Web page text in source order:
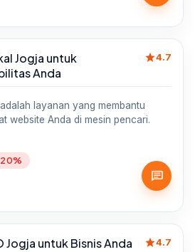
Jogja untuk
Anda
star4.7
layanan yang membantu
website Anda di mesin pencari.
20%
chat
Jogja untuk Bisnis Anda star4.7